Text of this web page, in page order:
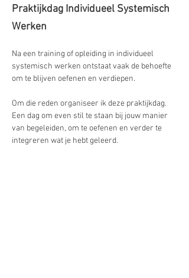
Praktijkdag Individueel Systemisch
Werken
Na een training of opleiding in individueel
systemisch werken ontstaat vaak de behoefte
om te blijven oefenen en verdiepen.
Om die reden organiseer ik deze praktijkdag.
Een dag om even stil te staan bij jouw manier
van begeleiden, om te oefenen en verder te
integreren wat je hebt geleerd.